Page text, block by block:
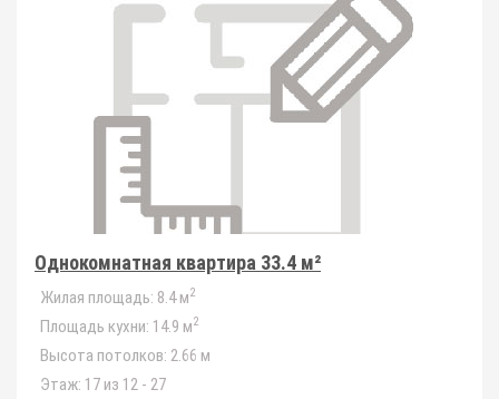
Однокомнатная квартира 33.4 м²
Жилая площадь: 8.4 м2
Площадь кухни: 14.9 м2
Высота потолков: 2.66 м
Этаж: 17 из 12 - 27